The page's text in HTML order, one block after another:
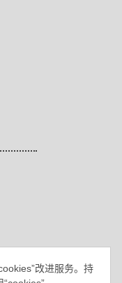
改进服务。持